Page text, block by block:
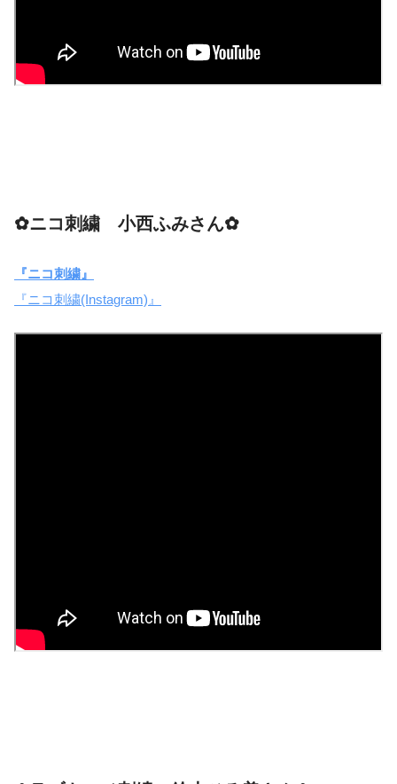
✿ニコ刺繍 小西ふみさん✿
『ニコ刺繍』
『ニコ刺繍(Instagram)』